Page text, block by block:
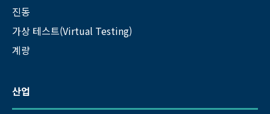
진동
가상 테스트(Virtual Testing)
계량
산업